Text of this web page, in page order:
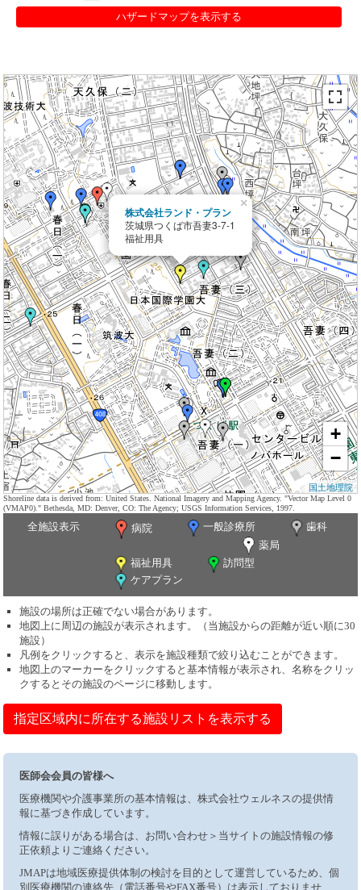
ハザードマップを表示する
株式会社ランド・プラン
茨城県つくば市吾妻3-7-1
福祉用具
×
+
−
国土地理院
Shoreline data is derived from: United States. National Imagery and Mapping Agency. "Vector Map Level 0
(VMAP0)." Bethesda, MD: Denver, CO: The Agency; USGS Information Services, 1997.
全施設表示 病院 一般診療所
歯科
薬局
福祉用具
訪問型
ケアプラン
施設の場所は正確でない場合があります。
地図上に周辺の施設が表示されます。（当施設からの距離が近い順に30
施設）
凡例をクリックすると、表示を施設種類で絞り込むことができます。
地図上のマーカーをクリックすると基本情報が表示され、名称をクリッ
クするとその施設のページに移動します。
指定区域内に所在する施設リストを表示する
医師会会員の皆様へ
医療機関や介護事業所の基本情報は、株式会社ウェルネスの提供情
報に基づき作成しています。
情報に誤りがある場合は、お問い合わせ＞当サイトの施設情報の修
正依頼よりご連絡ください。
JMAPは地域医療提供体制の検討を目的として運営しているため、個
別医療機関の連絡先（電話番号やFAX番号）は表示しておりませ